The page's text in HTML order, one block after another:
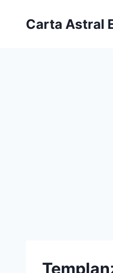
Carta Astral